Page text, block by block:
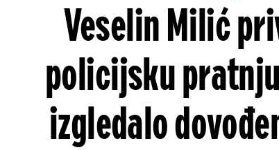
Veselin Milić
policijsku
izgledalo